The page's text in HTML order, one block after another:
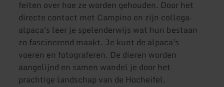
feiten over hoe ze worden gehouden. Door het
directe contact met Campino en zijn collega-
alpaca's leer je spelenderwijs wat hun bestaan
zo fascinerend maakt. Je kunt de alpaca's
voeren en fotograferen. De dieren worden
aangelijnd en samen wandel je door het
prachtige landschap van de Hocheifel.